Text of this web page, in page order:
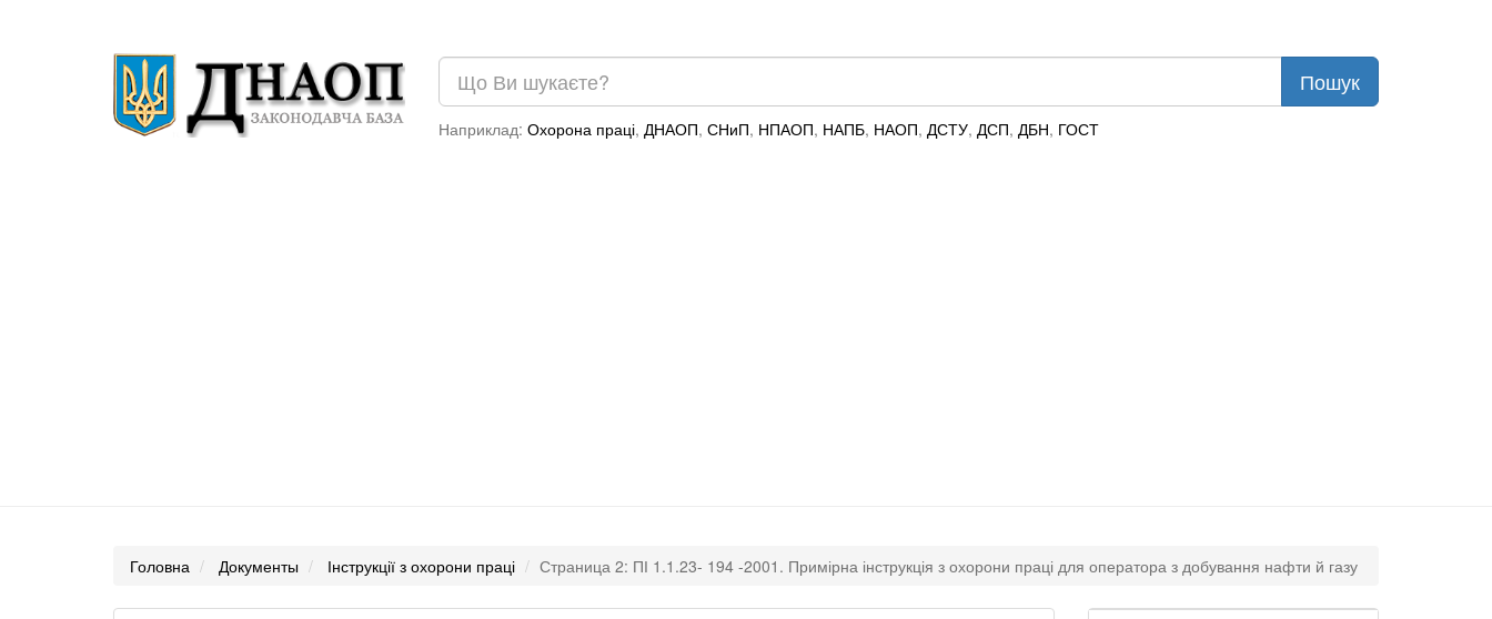
Наприклад: Охорона праці, ДНАОП, СНиП, НПАОП, НАПБ, НАОП, ДСТУ, ДСП, ДБН, ГОСТ
Головна Документы Інструкції з охорони праці Страница 2: ПІ 1.1.23- 194 -2001. Примірна інструкція з охорони праці для оператора з добування нафти й газу